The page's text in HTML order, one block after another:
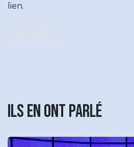
lien.
DOSSIER
Ils en ont parlé